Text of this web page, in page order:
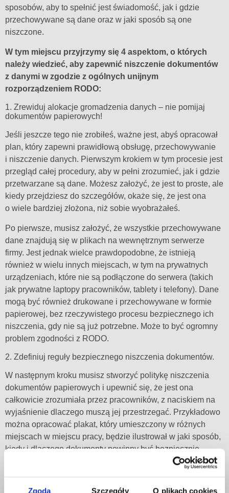
Zgoda Szczegóły O plikach cookies
sposobów, aby to spełnić jest świadomość, jak i gdzie
przechowywane są dane oraz w jaki sposób są one
niszczone.
W tym miejscu przyjrzymy się 4 aspektom, o których
należy wiedzieć, aby zapewnić niszczenie dokumentów
z danymi w zgodzie z ogólnych unijnym
rozporządzeniem RODO:
1. Zrewiduj alokacje gromadzenia danych – nie pomijaj
dokumentów papierowych!
Jeśli jeszcze tego nie zrobiłeś, ważne jest, abyś opracował
plan, który zapewni prawidłową obsługę, przechowywanie
i niszczenie danych. Pierwszym krokiem w tym procesie jest
przegląd całej procedury, aby w pełni zrozumieć, jak i gdzie
przetwarzane są dane. Możesz założyć, że jest to proste, ale
kiedy przejdziesz do szczegółów, okaże się, że jest ona
o wiele bardziej złożona, niż sobie wyobrażałeś.
Po pierwsze, musisz założyć, że wszystkie przechowywane
dane znajdują się w plikach na wewnętrznym serwerze
firmy. Jest jednak wielce prawdopodobne, że istnieją
również w wielu innych miejscach, w tym na prywatnych
urządzeniach, które nie są podłączone do serwera (takich
jak prywatne laptopy pracowników, tablety i telefony). Dane
mogą być również drukowane i przechowywane w formie
papierowej, bez rzeczywistego procesu bezpiecznego ich
niszczenia, gdy nie są już potrzebne. Może to być ogromny
problem zgodności z RODO.
2. Zdefiniuj reguły bezpiecznego niszczenia dokumentów.
W następnym kroku musisz stworzyć politykę niszczenia
dokumentów papierowych i upewnić się, że jest ona
całkowicie zrozumiała przez pracowników, z naciskiem na
wyjaśnienie dlaczego muszą jej przestrzegać. Przykładowo
można opracować plakat, który umieszczony w różnych
miejscach w miejscu pracy, będzie ilustrował w jaki sposób,
kiedy i dlaczego dokumenty powinny być bezpiecznie